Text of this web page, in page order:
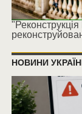
"Реконструкція
НОВИНИ